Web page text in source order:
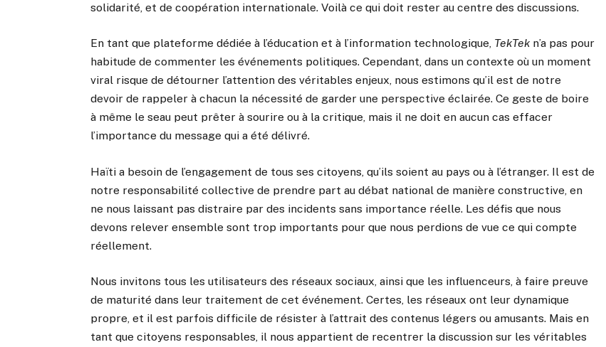
solidarité, et de coopération internationale. Voilà ce qui doit rester au centre des discussions.
En tant que plateforme dédiée à l’éducation et à l’information technologique, TekTek n’a pas pour
habitude de commenter les événements politiques. Cependant, dans un contexte où un moment
viral risque de détourner l’attention des véritables enjeux, nous estimons qu’il est de notre
devoir de rappeler à chacun la nécessité de garder une perspective éclairée. Ce geste de boire
à même le seau peut prêter à sourire ou à la critique, mais il ne doit en aucun cas effacer
l’importance du message qui a été délivré.
Haïti a besoin de l’engagement de tous ses citoyens, qu’ils soient au pays ou à l’étranger. Il est de
notre responsabilité collective de prendre part au débat national de manière constructive, en
ne nous laissant pas distraire par des incidents sans importance réelle. Les défis que nous
devons relever ensemble sont trop importants pour que nous perdions de vue ce qui compte
réellement.
Nous invitons tous les utilisateurs des réseaux sociaux, ainsi que les influenceurs, à faire preuve
de maturité dans leur traitement de cet événement. Certes, les réseaux ont leur dynamique
propre, et il est parfois difficile de résister à l’attrait des contenus légers ou amusants. Mais en
tant que citoyens responsables, il nous appartient de recentrer la discussion sur les véritables